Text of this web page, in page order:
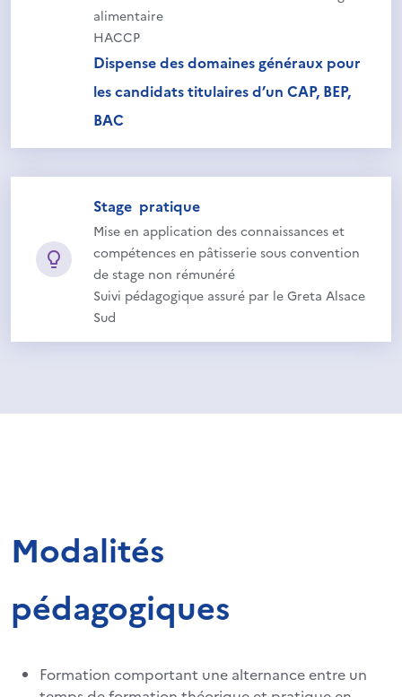
alimentaire
HACCP
Dispense des domaines généraux pour
les candidats titulaires d’un CAP, BEP,
BAC
Stage pratique
Mise en application des connaissances et
compétences en pâtisserie sous convention
de stage non rémunéré
Suivi pédagogique assuré par le Greta Alsace
Sud
Modalités
pédagogiques
Formation comportant une alternance entre un